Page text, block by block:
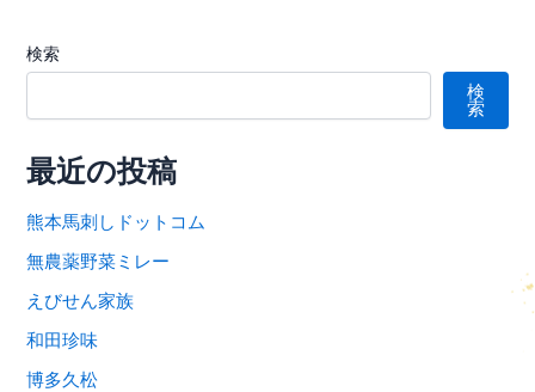
検索
検
索
最近の投稿
熊本馬刺しドットコム
無農薬野菜ミレー
えびせん家族
和田珍味
博多久松